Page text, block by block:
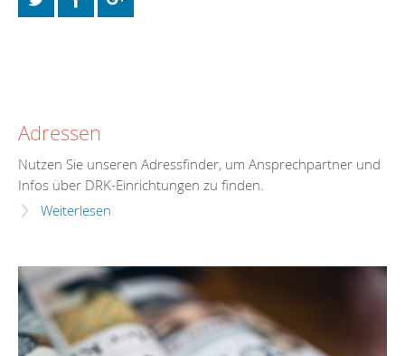
Adressen
Nutzen Sie unseren Adressfinder, um Ansprechpartner und
Infos über DRK-Einrichtungen zu finden.
Weiterlesen